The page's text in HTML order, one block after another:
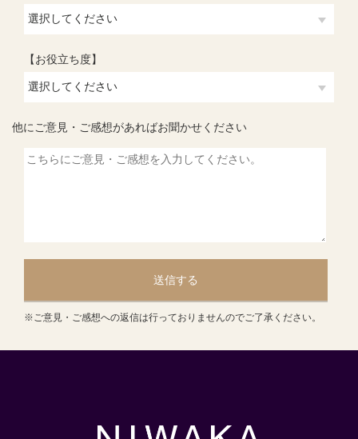
【お役立ち度】
他にご意見・ご感想があればお聞かせください
送信する
※ご意見・ご感想への返信は行っておりませんのでご了承ください。